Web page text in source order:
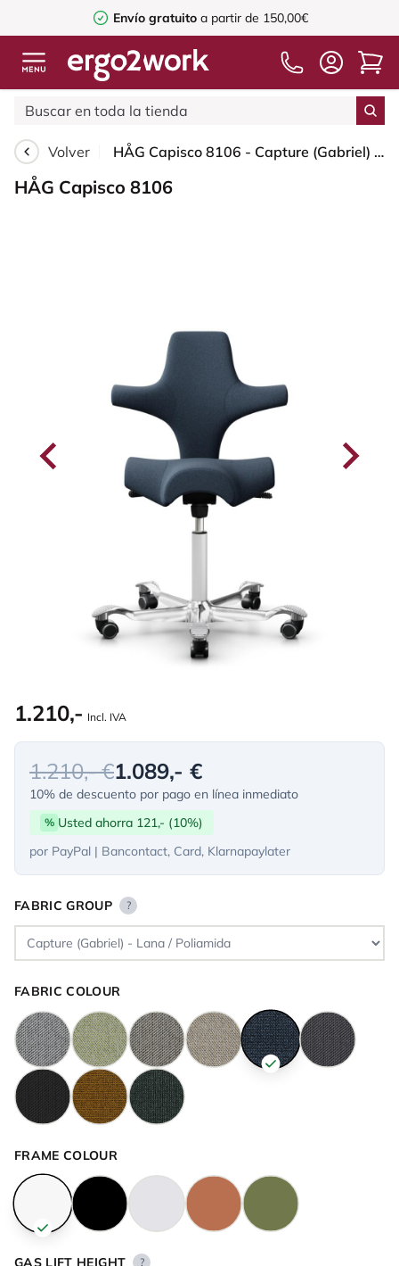
Envío gratuito a partir de 150,00€
Volver HÅG Capisco 8106 - Capture (Gabriel) - Lana / Poliamida - CPT6001 - Dark blue - White - 150mm (seat height 40–55cm) - Hard castors for soft floors
HÅG Capisco 8106
1.210,- Incl. IVA
1.210,- €1.089,- €
10% de descuento por pago en línea inmediato
% Usted ahorra 121,- (10%)
por PayPal | Bancontact, Card, Klarnapaylater
FABRIC GROUP ?
FABRIC COLOUR
FRAME COLOUR
GAS LIFT HEIGHT ?